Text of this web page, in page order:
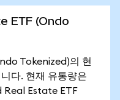
ETF (Ondo
Tokenized)의 현
다. 현재 유통량은
Real Estate ETF